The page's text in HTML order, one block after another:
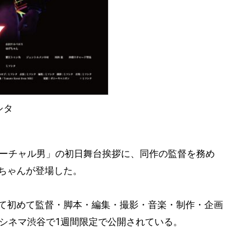
タ
チャル男」の初日舞台挨拶に、同作の監督を務め
ゃんが登場した。
初めて監督・脚本・編集・撮影・音楽・制作・企画
マ渋谷で1週間限定で公開されている。